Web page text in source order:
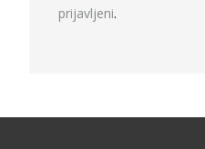
prijavljeni.